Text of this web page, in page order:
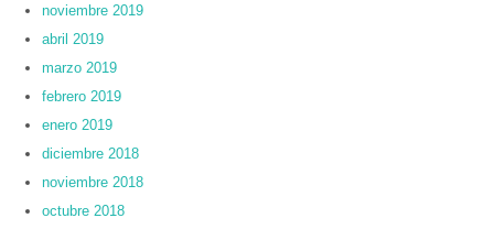
noviembre 2019
abril 2019
marzo 2019
febrero 2019
enero 2019
diciembre 2018
noviembre 2018
octubre 2018